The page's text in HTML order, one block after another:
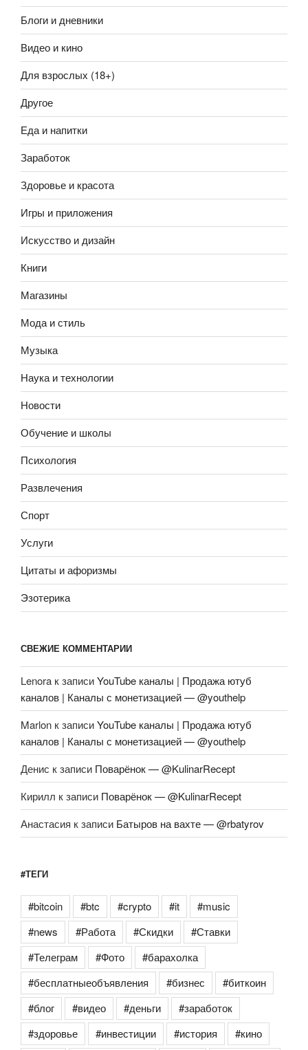
Блоги и дневники
Видео и кино
Для взрослых (18+)
Другое
Еда и напитки
Заработок
Здоровье и красота
Игры и приложения
Искусство и дизайн
Книги
Магазины
Мода и стиль
Музыка
Наука и технологии
Новости
Обучение и школы
Психология
Развлечения
Спорт
Услуги
Цитаты и афоризмы
Эзотерика
СВЕЖИЕ КОММЕНТАРИИ
Lenora к записиYouTube каналы | Продажа ютуб
каналов | Каналы с монетизацией — @youthelp
Marlon к записиYouTube каналы | Продажа ютуб
каналов | Каналы с монетизацией — @youthelp
Денис к записи Поварёнок — @KulinarRecept
Кирилл к записи Поварёнок — @KulinarRecept
Анастасия к записи Батыров на вахте — @rbatyrov
#ТЕГИ
#bitcoin #btc #crypto #it
#music
#news
#Работа #Скидки
#Ставки
#Телеграм
#Фото
#барахолка
#бесплатныеобъявления
#бизнес
#биткоин
#блог
#видео #деньги
#заработок
#здоровье
#инвестиции #история
#кино